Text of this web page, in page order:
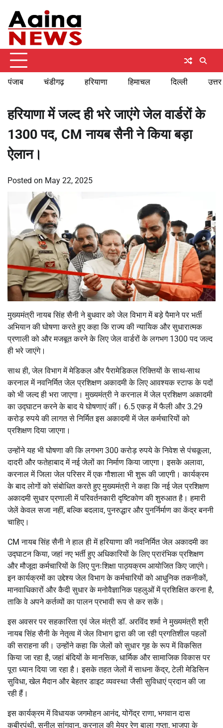
content
पंजाब चंडीगढ़ हरियाणा हिमाचल दिल्ली
हरियाणा में जल्द ही भरे जाएंगे जेल वार्डरों के
1300 पद, CM नायब सैनी ने किया बड़ा
ऐलान।
Posted on May 22, 2025
मुख्यमंत्री नायब सिंह सैनी ने बुधवार को जेल विभाग में बड़े पैमाने पर भर्ती
अभियान की घोषणा करते हुए कहा कि राज्य की न्यायिक और सुधारात्मक
प्रणाली को और मजबूत करने के लिए जेल वार्डरों के लगभग 1300 पद जल्द
ही भरे जाएंगे।
साथ ही, जेल विभाग में मेडिकल और पैरामेडिकल रिक्तियों के साथ-साथ
करनाल में नवनिर्मित जेल प्रशिक्षण अकादमी के लिए आवश्यक स्टाफ के पदों
को भी जल्द ही भरा जाएगा। मुख्यमंत्री ने करनाल में जेल प्रशिक्षण अकादमी
का उद्घाटन करने के बाद ये घोषणाएं कीं। 6.5 एकड़ में फैली और 3.29
करोड़ रुपये की लागत से निर्मित इस अकादमी में जेल कर्मचारियों को
प्रशिक्षण दिया जाएगा।
उन्होंने यह भी घोषणा की कि लगभग 300 करोड़ रुपये के निवेश से पंचकूला,
दादरी और फतेहाबाद में नई जेलों का निर्माण किया जाएगा। इसके अलावा,
करनाल में जिला जेल परिसर में एक गौशाला भी शुरू की जाएगी। कार्यक्रम
के बाद लोगों को संबोधित करते हुए मुख्यमंत्री ने कहा कि नई जेल प्रशिक्षण
अकादमी सुधार प्रणाली में परिवर्तनकारी दृष्टिकोण की शुरुआत है। हमारी
जेलें केवल सजा नहीं, बल्कि बदलाव, पुनरुद्धार और पुनर्निर्माण का केंद्र बननी
चाहिए।
CM नायब सिंह सैनी ने हाल ही में हरियाणा की नवनिर्मित जेल अकादमी का
उद्घाटन किया, जहां नए भर्ती हुए अधिकारियों के लिए प्रारंभिक प्रशिक्षण
और मौजूदा कर्मचारियों के लिए पुनःशिक्षा पाठ्यक्रम आयोजित किए जाएंगे।
इन कार्यक्रमों का उद्देश्य जेल विभाग के कर्मचारियों को आधुनिक तकनीकों,
मानवाधिकारों और कैदी सुधार के मनोवैज्ञानिक पहलुओं में प्रशिक्षित करना है,
ताकि वे अपने कर्तव्यों का पालन प्रभावी रूप से कर सकें।
इस अवसर पर सहकारिता एवं जेल मंत्री डॉ. अरविंद शर्मा ने मुख्यमंत्री श्री
नायब सिंह सैनी के नेतृत्व में जेल विभाग द्वारा की जा रही प्रगतिशील पहलों
की सराहना की। उन्होंने कहा कि जेलों को सुधार गृह के रूप में विकसित
किया जा रहा है, जहां बंदियों के मानसिक, धार्मिक और सामाजिक विकास पर
पूरा ध्यान दिया जा रहा है। इसके तहत जेलों में साधना केंद्र, टेली मेडिसिन
सुविधा, खेल मैदान और बेहतर डाइट व्यवस्था जैसी सुविधाएं प्रदान की जा
रही हैं।
इस कार्यक्रम में विधायक जगमोहन आनंद, योगेंद्र राणा, भगवान दास
कबीरपंथी, सुनील सांगवान, करनाल की मेयर रेणु बाला गुप्ता, भाजपा के